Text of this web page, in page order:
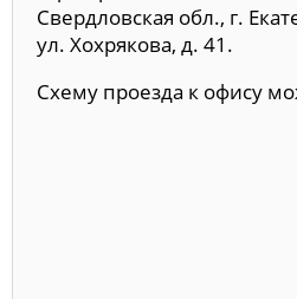
Свердловская обл., г.
ул. Хохрякова, д. 41.
Схему проезда к офису